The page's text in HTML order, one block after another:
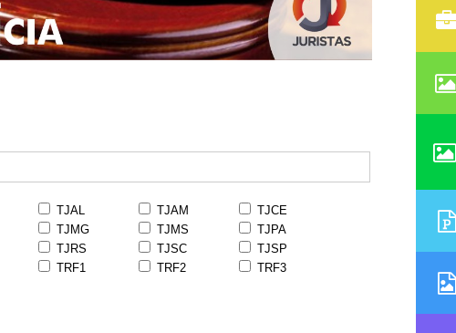
TJAL TJAM
TJCE
TJMG TJMS
TJPA
TJRS TJSC
TJSP
TRF1 TRF2
TRF3